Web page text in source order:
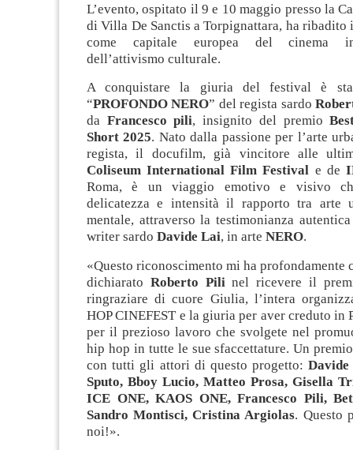
L’evento, ospitato il 9 e 10 maggio presso la
di Villa De Sanctis a Torpignattara, ha ribadito
come capitale europea del cinema
dell’attivismo culturale.
A conquistare la giuria del festival è
“PROFONDO NERO” del regista sardo
da Francesco pili, insignito del premio
Short 2025. Nato dalla passione per l’arte
regista, il docufilm, già vincitore alle
Coliseum International Film Festival e de
Roma, è un viaggio emotivo e visivo
delicatezza e intensità il rapporto tra arte
mentale, attraverso la testimonianza
writer sardo Davide Lai, in arte NERO.
«Questo riconoscimento mi ha profondamente
dichiarato Roberto Pili nel ricevere il
ringraziare di cuore Giulia, l’intera
HOP CINEFEST e la giuria per aver creduto in
per il prezioso lavoro che svolgete nel
hip hop in tutte le sue sfaccettature. Un
con tutti gli attori di questo progetto:
Sputo, Bboy Lucio, Matteo Prosa, Gisella
ICE ONE, KAOS ONE, Francesco Pili,
Sandro Montisci, Cristina Argiolas. Questo
noi!».